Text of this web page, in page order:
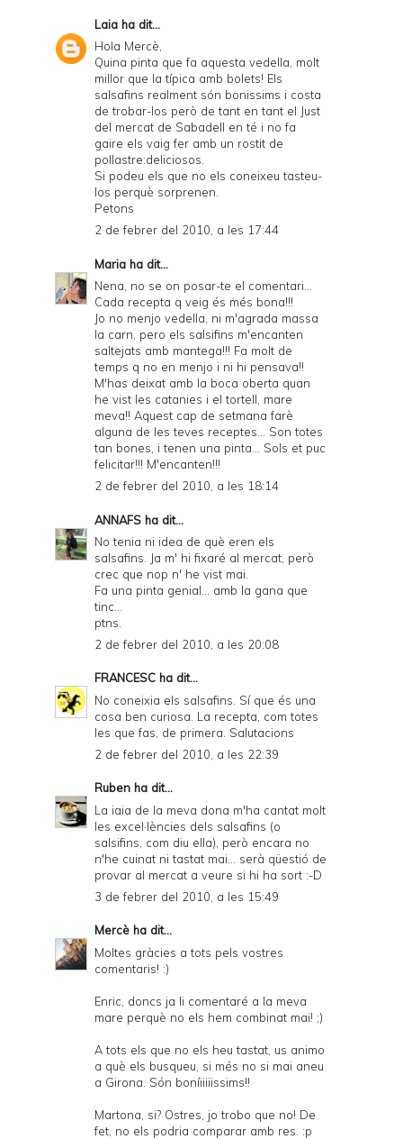
Laia ha dit...
Hola Mercè,
Quina pinta que fa aquesta vedella, molt
millor que la típica amb bolets! Els
salsafins realment són bonissims i costa
de trobar-los però de tant en tant el Just
del mercat de Sabadell en té i no fa
gaire els vaig fer amb un rostit de
pollastre:deliciosos.
Si podeu els que no els coneixeu tasteu-
los perquè sorprenen.
Petons
2 de febrer del 2010, a les 17:44
Maria ha dit...
Nena, no se on posar-te el comentari...
Cada recepta q veig és més bona!!!
Jo no menjo vedella, ni m'agrada massa
la carn, pero els salsifins m'encanten
saltejats amb mantega!!! Fa molt de
temps q no en menjo i ni hi pensava!!
M'has deixat amb la boca oberta quan
he vist les catanies i el tortell, mare
meva!! Aquest cap de setmana farè
alguna de les teves receptes... Son totes
tan bones, i tenen una pinta... Sols et puc
felicitar!!! M'encanten!!!
2 de febrer del 2010, a les 18:14
ANNAFS ha dit...
No tenia ni idea de què eren els
salsafins. Ja m' hi fixaré al mercat, però
crec que nop n' he vist mai.
Fa una pinta genial... amb la gana que
tinc...
ptns.
2 de febrer del 2010, a les 20:08
FRANCESC ha dit...
No coneixia els salsafins. Sí que és una
cosa ben curiosa. La recepta, com totes
les que fas, de primera. Salutacions
2 de febrer del 2010, a les 22:39
Ruben ha dit...
La iaia de la meva dona m'ha cantat molt
les excel·lències dels salsafins (o
salsifins, com diu ella), però encara no
n'he cuinat ni tastat mai... serà qüestió de
provar al mercat a veure si hi ha sort :-D
3 de febrer del 2010, a les 15:49
Mercè ha dit...
Moltes gràcies a tots pels vostres
comentaris! :)
Enric, doncs ja li comentaré a la meva
mare perquè no els hem combinat mai! ;)
A tots els que no els heu tastat, us animo
a què els busqueu, si més no si mai aneu
a Girona. Són boníiiiiissims!!
Martona, si? Ostres, jo trobo que no! De
fet, no els podria comparar amb res. :p